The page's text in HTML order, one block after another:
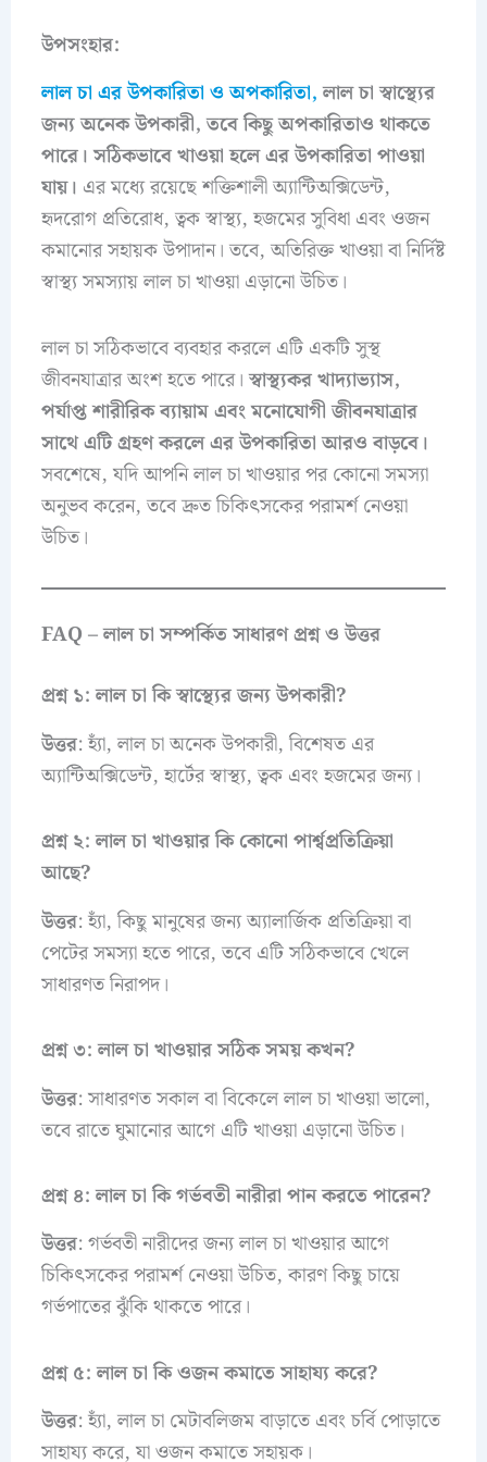
উপসংহার:
লাল চা এর উপকারিতা ও অপকারিতা,লাল চা স্বাস্থ্যের
জন্য অনেক উপকারী, তবে কিছু অপকারিতাও থাকতে
পারে। সঠিকভাবে খাওয়া হলে এর উপকারিতা পাওয়া
যায়। এর মধ্যে রয়েছে শক্তিশালী অ্যান্টিঅক্সিডেন্ট,
হৃদরোগ প্রতিরোধ, ত্বক স্বাস্থ্য, হজমের সুবিধা এবং ওজন
কমানোর সহায়ক উপাদান। তবে, অতিরিক্ত খাওয়া বা নির্দিষ্ট
স্বাস্থ্য সমস্যায় লাল চা খাওয়া এড়ানো উচিত।
লাল চা সঠিকভাবে ব্যবহার করলে এটি একটি সুস্থ
জীবনযাত্রার অংশ হতে পারে।স্বাস্থ্যকর খাদ্যাভ্যাস,
পর্যাপ্ত শারীরিক ব্যায়াম এবং মনোযোগী জীবনযাত্রার
সাথে এটি গ্রহণ করলে এর উপকারিতা আরও বাড়বে।
সবশেষে, যদি আপনি লাল চা খাওয়ার পর কোনো সমস্যা
অনুভব করেন, তবে দ্রুত চিকিৎসকের পরামর্শ নেওয়া
উচিত।
FAQ – লাল চা সম্পর্কিত সাধারণ প্রশ্ন ও উত্তর
প্রশ্ন ১: লাল চা কি স্বাস্থ্যের জন্য উপকারী?
উত্তর: হ্যাঁ, লাল চা অনেক উপকারী, বিশেষত এর
অ্যান্টিঅক্সিডেন্ট, হার্টের স্বাস্থ্য, ত্বক এবং হজমের জন্য।
প্রশ্ন ২: লাল চা খাওয়ার কি কোনো পার্শ্বপ্রতিক্রিয়া
আছে?
উত্তর: হ্যাঁ, কিছু মানুষের জন্য অ্যালার্জিক প্রতিক্রিয়া বা
পেটের সমস্যা হতে পারে, তবে এটি সঠিকভাবে খেলে
সাধারণত নিরাপদ।
প্রশ্ন ৩: লাল চা খাওয়ার সঠিক সময় কখন?
উত্তর: সাধারণত সকাল বা বিকেলে লাল চা খাওয়া ভালো,
তবে রাতে ঘুমানোর আগে এটি খাওয়া এড়ানো উচিত।
প্রশ্ন ৪: লাল চা কি গর্ভবতী নারীরা পান করতে পারেন?
উত্তর: গর্ভবতী নারীদের জন্য লাল চা খাওয়ার আগে
চিকিৎসকের পরামর্শ নেওয়া উচিত, কারণ কিছু চায়ে
গর্ভপাতের ঝুঁকি থাকতে পারে।
প্রশ্ন ৫: লাল চা কি ওজন কমাতে সাহায্য করে?
উত্তর: হ্যাঁ, লাল চা মেটাবলিজম বাড়াতে এবং চর্বি পোড়াতে
সাহায্য করে, যা ওজন কমাতে সহায়ক।